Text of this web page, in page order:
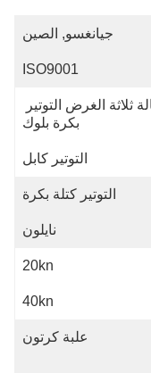
جيانغسو, الصين
ISO9001
كروسارم الخيالة ثلاثة الغرض التوتير
بكرة بلوك
التوتير كابل
التوتير كتلة بكرة
نايلون
20kn
40kn
علبة كرتون